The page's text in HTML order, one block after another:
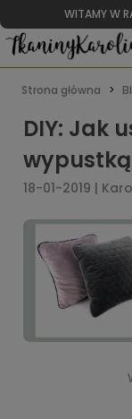
WITAMY W
Strona główna
DIY: Jak
18-01-2019 |